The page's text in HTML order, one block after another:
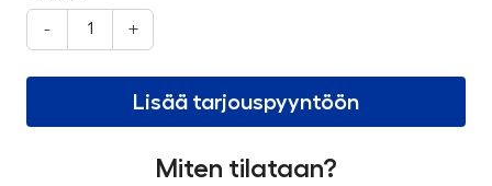
- +
Lisää tarjouspyyntöön
Miten tilataan?